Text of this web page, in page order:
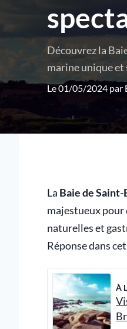
Découvrez la
marine unique
Le 01/05/2024 par
La Baie de
majestueux pour
naturelles et
Réponse dans
À